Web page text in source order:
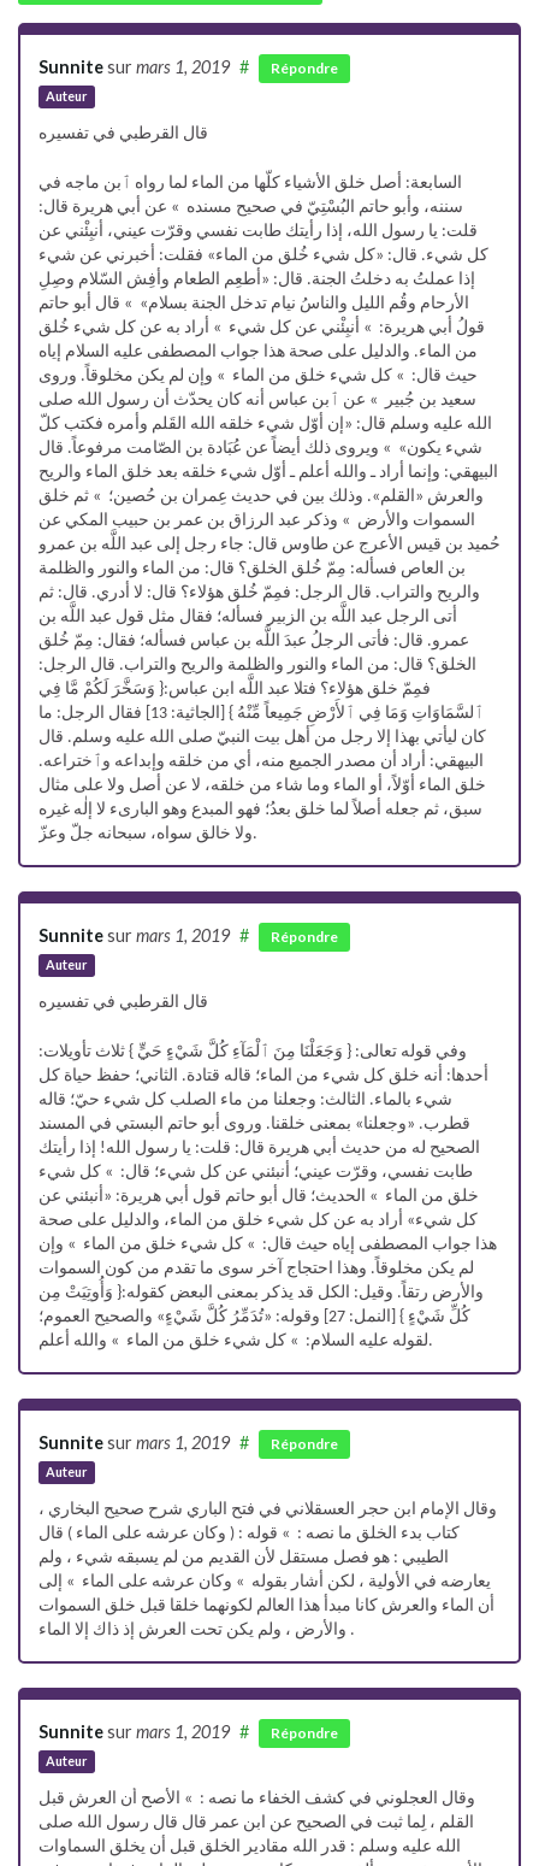
Sunnitesur mars 1, 2019
Auteur
# Répondre
قال القرطبي في تفسيره
السابعة: أصل خلق الأشياء كلّها من الماء لما رواه ٱبن ماجه في
سننه، وأبو حاتم البُسْتِيّ في صحيح مسنده » عن أبي هريرة قال:
قلت: يا رسول الله، إذا رأيتك طابت نفسي وقرّت عيني، أنبِئْني عن
كل شيء. قال: «كل شيء خُلق من الماء» فقلت: أخبرني عن شيء
إذا عملتُ به دخلتُ الجنة. قال: «أطعِم الطعام وأفِش السّلام وصِلِ
الأرحام وقُم الليل والناسُ نيام تدخل الجنة بسلام» » قال أبو حاتم
قولُ أبي هريرة: » أنبِئْني عن كل شيء » أراد به عن كل شيء خُلق
من الماء. والدليل على صحة هذا جواب المصطفى عليه السلام إياه
حيث قال: » كل شيء خلق من الماء » وإن لم يكن مخلوقاً. وروى
سعيد بن جُبير » عن ٱبن عباس أنه كان يحدّث أن رسول الله صلى
الله عليه وسلم قال: «إن أوّل شيء خلقه الله القَلم وأمره فكتب كلّ
شيء يكون» » ويروى ذلك أيضاً عن عُبَادة بن الصّامت مرفوعاً. قال
البيهقي: وإنما أراد ـ والله أعلم ـ أوّل شيء خلقه بعد خلق الماء والريح
والعرش «القلم». وذلك بين في حديث عِمران بن حُصين؛ » ثم خلق
السموات والأرض » وذكر عبد الرزاق بن عمر بن حبيب المكي عن
حُميد بن قيس الأعرج عن طاوس قال: جاء رجل إلى عبد اللَّه بن عمرو
بن العاص فسأله: مِمّ خُلق الخلق؟ قال: من الماء والنور والظلمة
والريح والتراب. قال الرجل: فمِمّ خُلق هؤلاء؟ قال: لا أدري. قال: ثم
أتى الرجل عبد اللَّه بن الزبير فسأله؛ فقال مثل قول عبد اللَّه بن
عمرو. قال: فأتى الرجلُ عبدَ اللَّه بن عباس فسأله؛ فقال: مِمّ خُلق
الخلق؟ قال: من الماء والنور والظلمة والريح والتراب. قال الرجل:
فمِمّ خلق هؤلاء؟ فتلا عبد اللَّه ابن عباس:{ وَسَخَّرَ لَكُمْ مَّا فِي
ٱلسَّمَاوَاتِ وَمَا فِي ٱلأَرْضِ جَمِيعاً مِّنْهُ } [الجاثية: 13] فقال الرجل: ما
كان ليأتي بهذا إلا رجل من أهل بيت النبيّ صلى الله عليه وسلم. قال
البيهقي: أراد أن مصدر الجميع منه، أي من خلقه وإبداعه وٱختراعه.
خلق الماء أوّلاً، أو الماء وما شاء من خلقه، لا عن أصل ولا على مثال
سبق، ثم جعله أصلاً لما خلق بعدُ؛ فهو المبدع وهو البارىء لا إلٰه غيره
ولا خالق سواه، سبحانه جلّ وعزّ.
Sunnitesur mars 1, 2019
Auteur
# Répondre
قال القرطبي في تفسيره
وفي قوله تعالى: { وَجَعَلْنَا مِنَ ٱلْمَآءِ كُلَّ شَيْءٍ حَيٍّ } ثلاث تأويلات:
أحدها: أنه خلق كل شيء من الماء؛ قاله قتادة. الثاني؛ حفظ حياة كل
شيء بالماء. الثالث: وجعلنا من ماء الصلب كل شيء حيّ؛ قاله
قطرب. «وجعلنا» بمعنى خلقنا. وروى أبو حاتم البستي في المسند
الصحيح له من حديث أبي هريرة قال: قلت: يا رسول الله! إذا رأيتك
طابت نفسي، وقرّت عيني؛ أنبئني عن كل شيء؛ قال: » كل شيء
خلق من الماء » الحديث؛ قال أبو حاتم قول أبي هريرة: «أنبئني عن
كل شيء» أراد به عن كل شيء خلق من الماء، والدليل على صحة
هذا جواب المصطفى إياه حيث قال: » كل شيء خلق من الماء » وإن
لم يكن مخلوقاً. وهذا احتجاج آخر سوى ما تقدم من كون السموات
والأرض رتقاً. وقيل: الكل قد يذكر بمعنى البعض كقوله:{ وَأُوتِيَتْ مِن
كُلِّ شَيْءٍ } [النمل: 27] وقوله: «تُدَمِّرُ كُلَّ شَيْءٍ» والصحيح العموم؛
لقوله عليه السلام: » كل شيء خلق من الماء » والله أعلم.
Sunnitesur mars 1, 2019
Auteur
# Répondre
وقال الإمام ابن حجر العسقلاني في فتح الباري شرح صحيح البخاري ،
كتاب بدء الخلق ما نصه : » قوله : ( وكان عرشه على الماء ) قال
الطيبي : هو فصل مستقل لأن القديم من لم يسبقه شيء ، ولم
يعارضه في الأولية ، لكن أشار بقوله » وكان عرشه على الماء » إلى
أن الماء والعرش كانا مبدأ هذا العالم لكونهما خلقا قبل خلق السموات
والأرض ، ولم يكن تحت العرش إذ ذاك إلا الماء .
Sunnitesur mars 1, 2019
Auteur
# Répondre
وقال العجلوني في كشف الخفاء ما نصه : » الأصح أن العرش قبل
القلم ، لِما ثبت في الصحيح عن ابن عمر قال قال رسول الله صلى
الله عليه وسلم : قدر الله مقادير الخلق قبل أن يخلق السماوات